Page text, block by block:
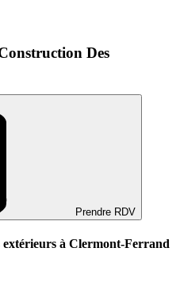
Des
Prendre RDV
à Clermont-Ferrand